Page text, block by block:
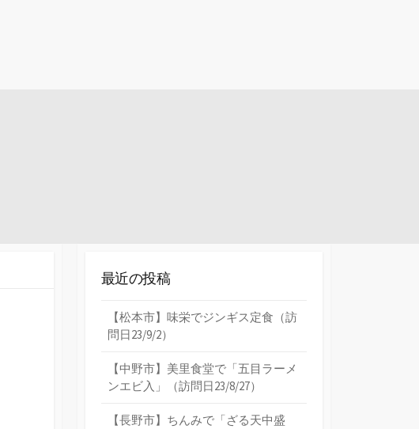
最近の投稿
【松本市】味栄でジンギス定食（訪
問日23/9/2）
【中野市】美里食堂で「五目ラーメ
ンエビ入」（訪問日23/8/27）
【長野市】ちんみで「ざる天中盛